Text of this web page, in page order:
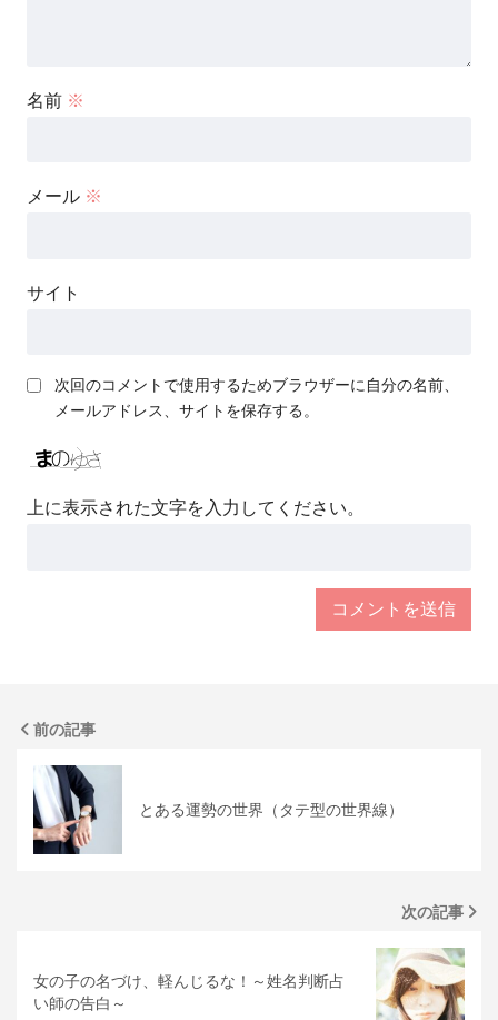
名前 ※
メール ※
サイト
次回のコメントで使用するためブラウザーに自分の名前、
メールアドレス、サイトを保存する。
上に表示された文字を入力してください。
前の記事
とある運勢の世界（タテ型の世界線）
次の記事
女の子の名づけ、軽んじるな！～姓名判断占
い師の告白～